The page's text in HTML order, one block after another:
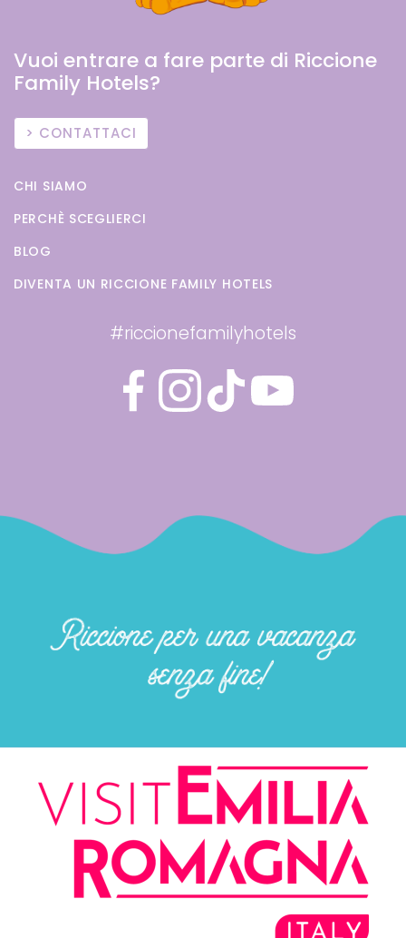
Vuoi entrare a fare parte di Riccione
Family Hotels?
CONTATTACI
CHI SIAMO
PERCHÈ SCEGLIERCI
BLOG
DIVENTA UN RICCIONE FAMILY HOTELS
#riccionefamilyhotels